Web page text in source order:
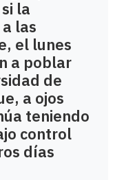
la
las
el lunes
a poblar
de
a ojos
teniendo
control
días